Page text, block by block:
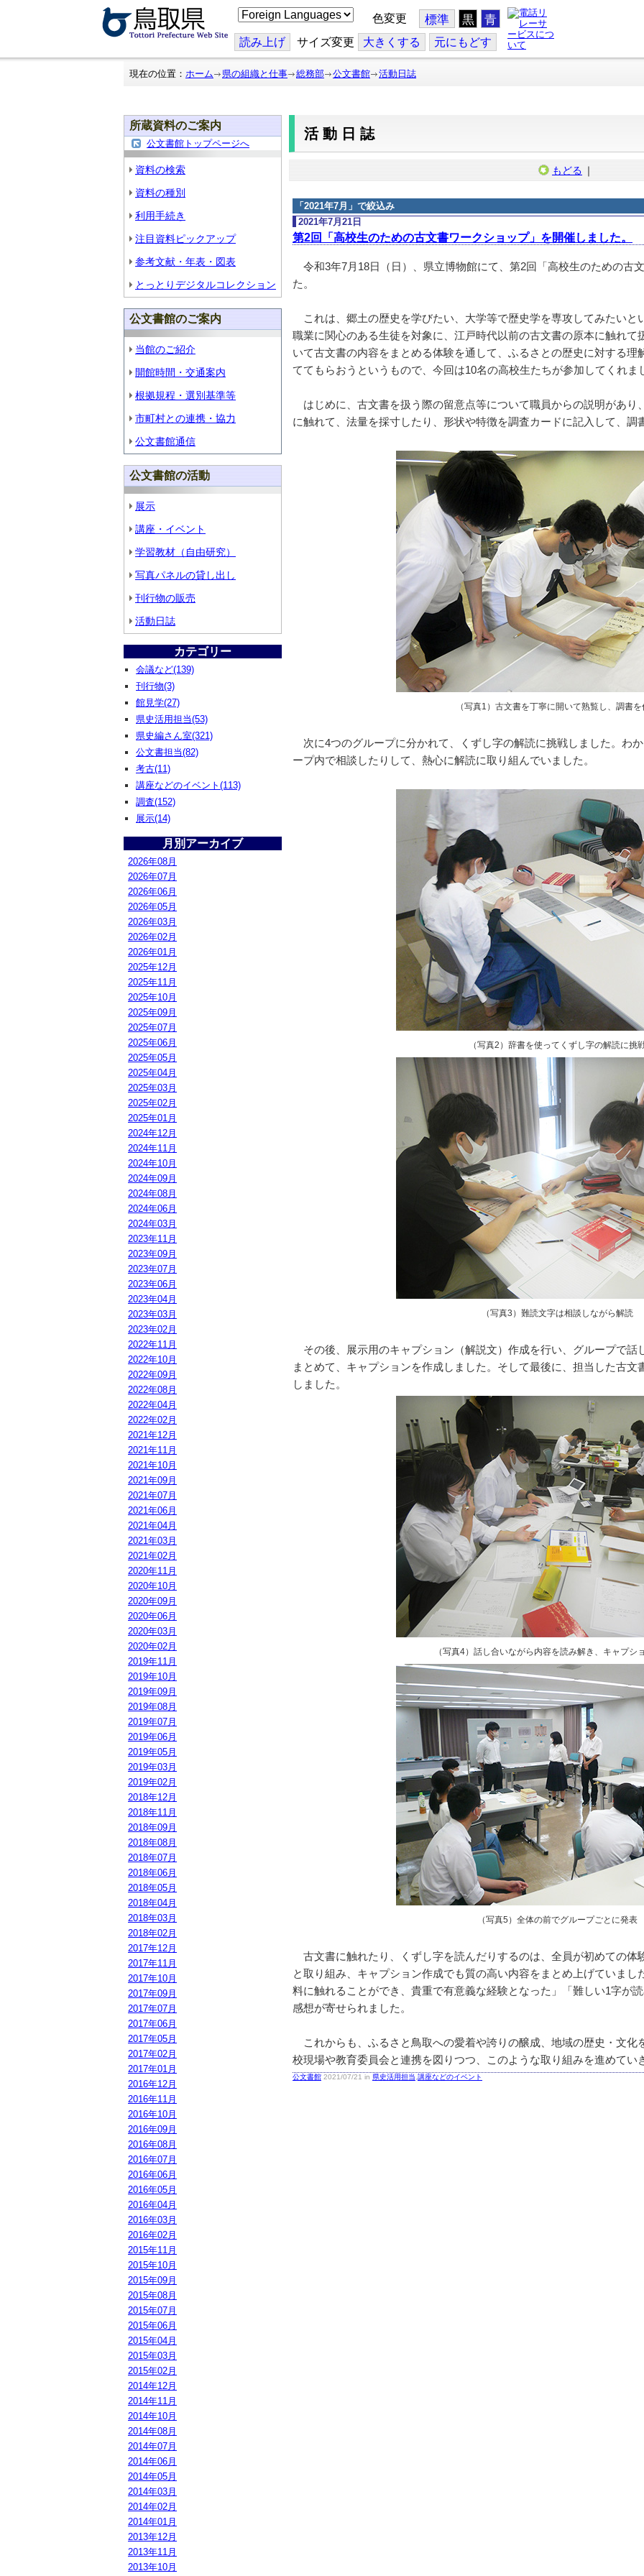
こ
の
ジ
を
翻
色変更 標準 黒 青
読み上げ サイズ変更 大きくする 元にもどす
現在の位置： ホーム 県の組織と仕事 総務部 公文書館 活動日誌
所蔵資料のご案内
公文書館トップページへ
資料の検索
資料の種別
利用手続き
注目資料ピックアップ
参考文献・年表・図表
とっとりデジタルコレクション
公文書館のご案内
当館のご紹介
開館時間・交通案内
根拠規程・選別基準等
市町村との連携・協力
公文書館通信
公文書館の活動
展示
講座・イベント
学習教材（自由研究）
写真パネルの貸し出し
刊行物の販売
活動日誌
カテゴリー
会議など(139)
刊行物(3)
館見学(27)
県史活用担当(53)
県史編さん室(321)
公文書担当(82)
考古(11)
講座などのイベント(113)
調査(152)
展示(14)
月別アーカイブ
2026年08月
2026年07月
2026年06月
2026年05月
2026年03月
2026年02月
2026年01月
2025年12月
2025年11月
2025年10月
2025年09月
2025年07月
2025年06月
2025年05月
2025年04月
2025年03月
2025年02月
2025年01月
2024年12月
2024年11月
2024年10月
2024年09月
2024年08月
2024年06月
2024年03月
2023年11月
2023年09月
2023年07月
2023年06月
2023年04月
2023年03月
2023年02月
2022年11月
2022年10月
2022年09月
2022年08月
2022年04月
2022年02月
2021年12月
2021年11月
2021年10月
2021年09月
2021年07月
2021年06月
2021年04月
2021年03月
2021年02月
2020年11月
2020年10月
2020年09月
2020年06月
2020年03月
2020年02月
2019年11月
2019年10月
2019年09月
2019年08月
2019年07月
2019年06月
2019年05月
2019年03月
2019年02月
2018年12月
2018年11月
2018年09月
2018年08月
2018年07月
2018年06月
2018年05月
2018年04月
2018年03月
2018年02月
2017年12月
2017年11月
2017年10月
2017年09月
2017年07月
2017年06月
2017年05月
2017年02月
2017年01月
2016年12月
2016年11月
2016年10月
2016年09月
2016年08月
2016年07月
2016年06月
2016年05月
2016年04月
2016年03月
2016年02月
2015年11月
2015年10月
2015年09月
2015年08月
2015年07月
2015年06月
2015年04月
2015年03月
2015年02月
2014年12月
2014年11月
2014年10月
2014年08月
2014年07月
2014年06月
2014年05月
2014年03月
2014年02月
2014年01月
2013年12月
2013年11月
2013年10月
活動日誌
もどる ｜
「 2021年7月 」で絞込み
2021年7月21日
第2回「高校生のための古文書ワークショップ」を開催しました。
令和3年7月18日（日）、県立博物館にて、第2回「高校生のための古
た。
これは、郷土の歴史を学びたい、大学等で歴史学を専攻してみたいと
職業に関心のある生徒を対象に、江戸時代以前の古文書の原本に触れて
いて古文書の内容をまとめる体験を通して、ふるさとの歴史に対する
ててもらおうというもので、今回は10名の高校生たちが参加してくれま
はじめに、古文書を扱う際の留意点等について職員からの説明があり
に触れて、法量を採寸したり、形状や特徴を調査カードに記入して、
（写真1）古文書を丁寧に開いて熟覧し、調書を
次に4つのグループに分かれて、くずし字の解読に挑戦しました。わ
ープ内で相談したりして、熱心に解読に取り組んでいました。
（写真2）辞書を使ってくずし字の解読に挑
（写真3）難読文字は相談しながら解読
その後、展示用のキャプション（解説文）作成を行い、グループで話
まとめて、キャプションを作成しました。そして最後に、担当した古
しました。
（写真4）話し合いながら内容を読み解き、キャプシ
（写真5）全体の前でグループごとに発表
古文書に触れたり、くずし字を読んだりするのは、全員が初めての体
と取り組み、キャプション作成でも質の高い内容をまとめ上げていま
料に触れることができ、貴重で有意義な経験となった」「難しい1字が
感想が寄せられました。
これからも、ふるさと鳥取への愛着や誇りの醸成、地域の歴史・文化
校現場や教育委員会と連携を図りつつ、このような取り組みを進めて
公文書館 2021/07/21 in 県史活用担当 講座などのイベント